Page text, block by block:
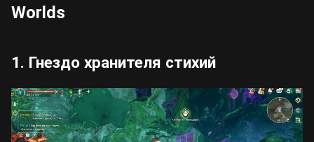
Worlds
1. Гнездо хранителя стихий